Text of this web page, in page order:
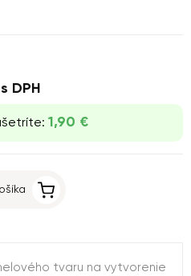
s DPH
1,90 €
tvaru na vytvorenie